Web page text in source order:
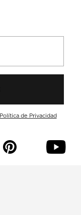
Política de Privacidad
p y